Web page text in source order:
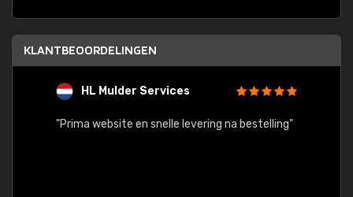
KLANTBEOORDELINGEN
HL Mulder Services
"Prima website en snelle levering na bestelling"